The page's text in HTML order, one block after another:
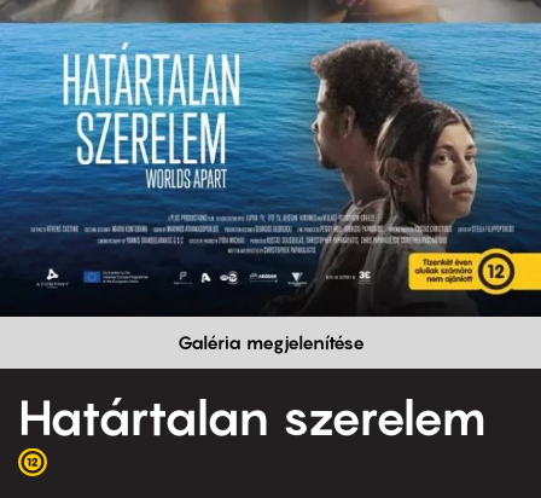
Galéria megjelenítése
Határtalan szerelem